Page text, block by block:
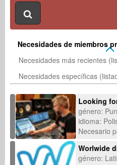
Necesidades de miembros
Necesidades más recientes
Necesidades específicas
género:
idioma:
género: